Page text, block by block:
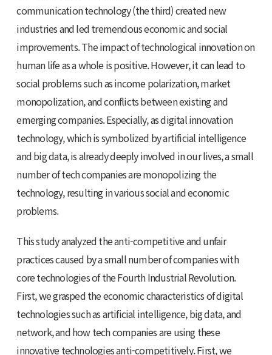
communication technology (the third) created new
industries and led tremendous economic and social
improvements. The impact of technological innovation on
human life as a whole is positive. However, it can lead to
social problems such as income polarization, market
monopolization, and conflicts between existing and
emerging companies. Especially, as digital innovation
technology, which is symbolized by artificial intelligence
and big data, is already deeply involved in our lives, a small
number of tech companies are monopolizing the
technology, resulting in various social and economic
problems.
This study analyzed the anti-competitive and unfair
practices caused by a small number of companies with
core technologies of the Fourth Industrial Revolution.
First, we grasped the economic characteristics of digital
technologies such as artificial intelligence, big data, and
network, and how tech companies are using these
innovative technologies anti-competitively. First, we